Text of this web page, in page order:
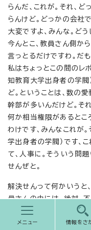
らんだ、これが。それ、
らんけど。どっかの会社
大変ですよ、みんな。ど
今んとこ、教員さん側か
言っとるだけですわ。だ
私はちょっとこの間のレ
知教育大学出身者の学閥
ど。ということは、数の
幹部が多いんだけど。そ
何か相当権限があるとこ
わけです、みんなこれが
学出身者の学閥）です、
て、人事に。そういう問
せんぜと。
解決せんって何かいうと
員さんの中には、絶対、
を一人も死なんようにす
ルカウンセラー、どうや
メニュー 情報をさ